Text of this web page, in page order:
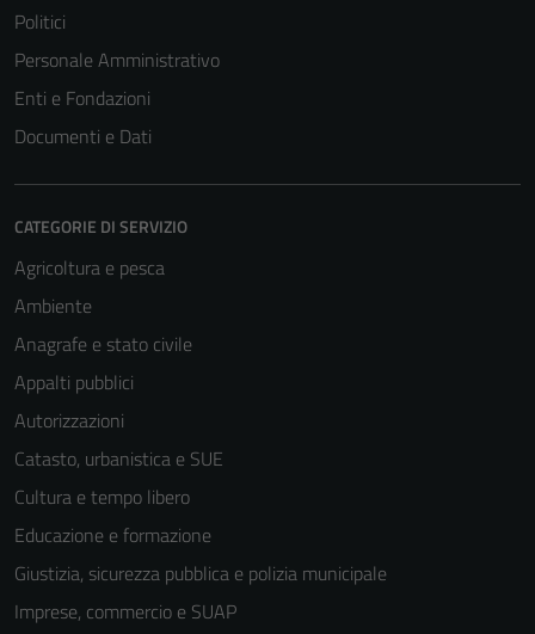
Politici
Personale Amministrativo
Enti e Fondazioni
Documenti e Dati
CATEGORIE DI SERVIZIO
Agricoltura e pesca
Ambiente
Anagrafe e stato civile
Appalti pubblici
Autorizzazioni
Catasto, urbanistica e SUE
Cultura e tempo libero
Educazione e formazione
Giustizia, sicurezza pubblica e polizia municipale
Imprese, commercio e SUAP
Tecnici